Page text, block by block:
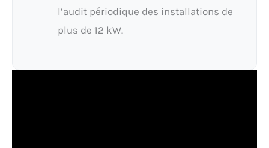
l’audit périodique des installations de
plus de 12 kW.